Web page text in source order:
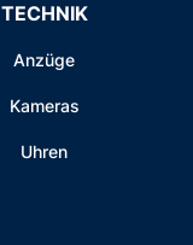
TECHNIK
Anzüge
Kameras
Uhren